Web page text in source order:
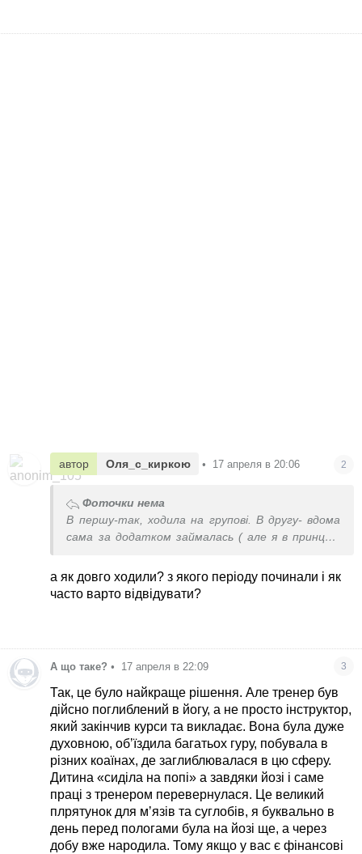
автор Оля_с_киркою • 17 апреля в 20:06 2
Фоточки нема
В першу-так, ходила на групові. В другу- вдома
сама за додатком займалась ( але я в принципі
для вагітних). І так, дуже корисно. Для спини,
для загального стану і головне, для
а як довго ходили? з якого періоду починали і як
часто варто відвідувати?
А що таке? • 17 апреля в 22:09 3
Так, це було найкраще рішення. Але тренер був
дійсно поглиблений в йогу, а не просто інструктор,
який закінчив курси та викладає. Вона була дуже
духовною, обʼїздила багатьох гуру, побувала в
різних коаїнах, де заглиблювалася в цю сферу.
Дитина «сиділа на попі» а завдяки йозі і саме
праці з тренером перевернулася. Це великий
плрятунок для мʼязів та суглобів, я буквально в
день перед пологами була на йозі ще, а через
добу вже народила. Тому якщо у вас є фінансові